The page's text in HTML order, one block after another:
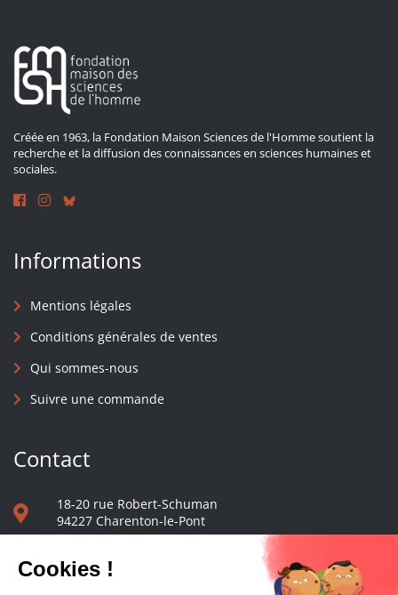
Créée en 1963, la Fondation Maison Sciences de l'Homme soutient la
recherche et la diffusion des connaissances en sciences humaines et
sociales.
Informations
Mentions légales
Conditions générales de ventes
Qui sommes-nous
Suivre une commande
Contact
18-20 rue Robert-Schuman
94227 Charenton-le-Pont